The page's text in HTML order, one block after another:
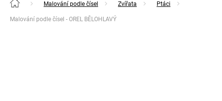
Domů Malování podle čísel Zvířata Ptáci
Malování podle čísel - OREL BĚLOHLAVÝ